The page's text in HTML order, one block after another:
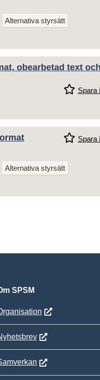
Alternativa styrsätt
obearbetad text och
Spara
Spara
Alternativa styrsätt
SPSM